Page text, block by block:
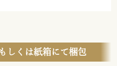
しくは紙箱にて梱包